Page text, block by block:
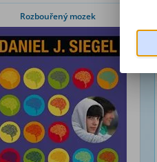
Rozbouřený mozek